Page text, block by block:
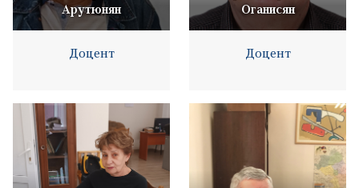
Арутюнян
Доцент
Оганисян
Доцент